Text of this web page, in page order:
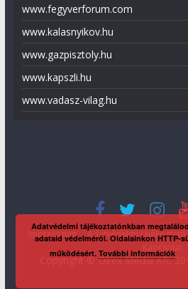
www.fegyverforum.com
www.kalasnyikov.hu
www.gazpisztoly.hu
www.kapszli.hu
www.vadasz-vilag.hu
Impresszum Adatvédelmi tájékoztató
Copyright © Direx Média Kft.
Adatvédelmi tájékoztatónkban
adataid védelméről. Oldalainkon HTTP-
működésért.További információk